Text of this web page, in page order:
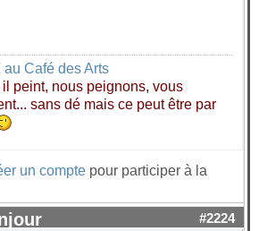
Café des Arts
peint, nous peignons, vous
sans dé mais ce peut être par
un compte pour participer à la
#2224